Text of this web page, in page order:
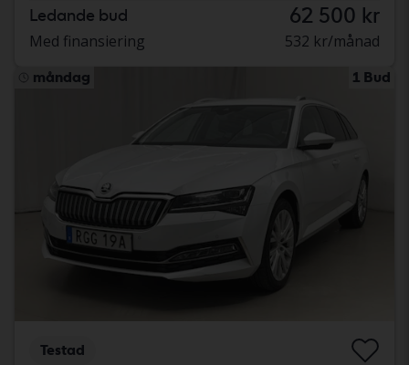
Ledande bud 62 500 kr
Med finansiering 532 kr/månad
måndag 1 Bud
Testad